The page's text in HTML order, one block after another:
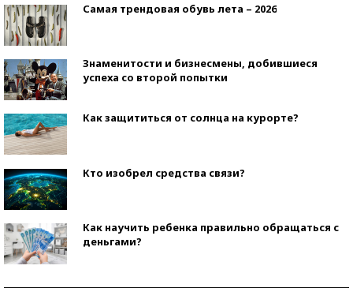
Самая трендовая обувь лета – 2026
Знаменитости и бизнесмены, добившиеся
успеха со второй попытки
Как защититься от солнца на курорте?
Кто изобрел средства связи?
Как научить ребенка правильно обращаться с
деньгами?